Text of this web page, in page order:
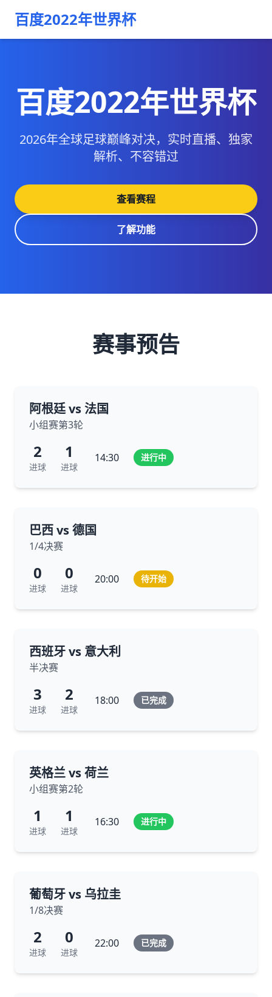
百度2022年世界杯
百度2022年世界杯
2026年全球足球巅峰对决，实时直播、独家
解析、不容错过
查看赛程
了解功能
赛事预告
阿根廷 vs 法国
小组赛第3轮
2
进球
1
进球
14:30 进行中
巴西 vs 德国
1/4决赛
0
进球
0
进球
20:00 待开始
西班牙 vs 意大利
半决赛
3
进球
2
进球
18:00 已完成
英格兰 vs 荷兰
小组赛第2轮
1
进球
1
进球
16:30 进行中
葡萄牙 vs 乌拉圭
1/8决赛
2
进球
0
进球
22:00 已完成